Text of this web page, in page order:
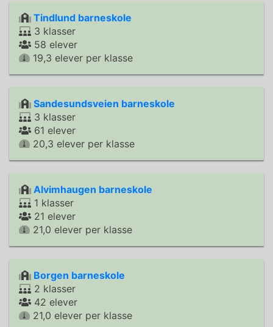
Tindlund barneskole
3 klasser
58 elever
19,3 elever per klasse
Sandesundsveien barneskole
3 klasser
61 elever
20,3 elever per klasse
Alvimhaugen barneskole
1 klasser
21 elever
21,0 elever per klasse
Borgen barneskole
2 klasser
42 elever
21,0 elever per klasse